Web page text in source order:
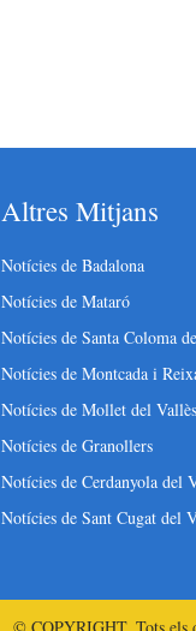
Altres Mitjans
Notícies de Badalona
Notícies de Mataró
Notícies de Santa Coloma
Notícies de Montcada i
Notícies de Mollet del Vallès
Notícies de Granollers
Notícies de Cerdanyola del
Notícies de Sant Cugat del